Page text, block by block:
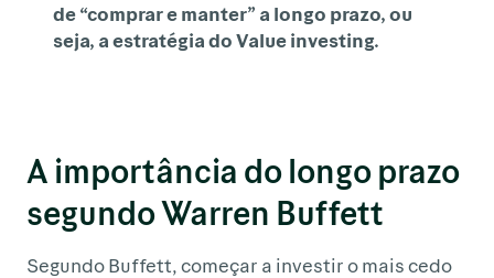
de “comprar e manter” a longo prazo, ou
seja, a estratégia do Value investing.
A importância do longo prazo
segundo Warren Buffett
Segundo Buffett, começar a investir o mais cedo